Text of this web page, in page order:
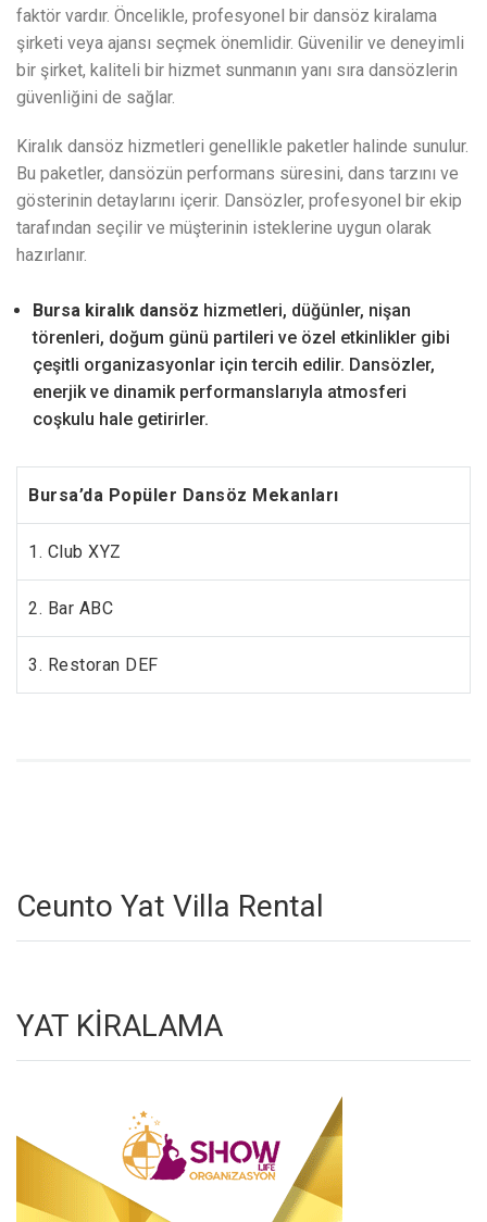
faktör vardır. Öncelikle, profesyonel bir dansöz kiralama
şirketi veya ajansı seçmek önemlidir. Güvenilir ve deneyimli
bir şirket, kaliteli bir hizmet sunmanın yanı sıra dansözlerin
güvenliğini de sağlar.
Kiralık dansöz hizmetleri genellikle paketler halinde sunulur.
Bu paketler, dansözün performans süresini, dans tarzını ve
gösterinin detaylarını içerir. Dansözler, profesyonel bir ekip
tarafından seçilir ve müşterinin isteklerine uygun olarak
hazırlanır.
Bursa kiralık dansöz hizmetleri, düğünler, nişan
törenleri, doğum günü partileri ve özel etkinlikler gibi
çeşitli organizasyonlar için tercih edilir. Dansözler,
enerjik ve dinamik performanslarıyla atmosferi
coşkulu hale getirirler.
Bursa’da Popüler Dansöz Mekanları
1. Club XYZ
2. Bar ABC
3. Restoran DEF
Ceunto Yat Villa Rental
YAT KİRALAMA